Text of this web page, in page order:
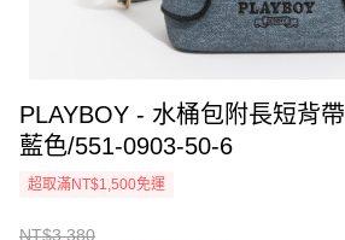
PLAYBOY - 水桶包附長短背帶 Elevated系列 -
藍色/551-0903-50-6
超取滿NT$1,500免運
NT$3,380